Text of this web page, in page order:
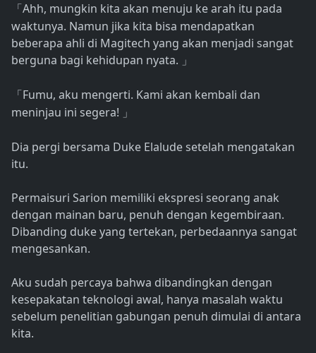
「 Ahh, mungkin kita akan menuju ke arah itu pada
waktunya. Namun jika kita bisa mendapatkan
beberapa ahli di Magitech yang akan menjadi sangat
berguna bagi kehidupan nyata.
」
「 Fumu, aku mengerti. Kami akan kembali dan
meninjau ini segera!
」
Dia pergi bersama Duke Elalude setelah mengatakan
itu.
Permaisuri Sarion memiliki ekspresi seorang anak
dengan mainan baru, penuh dengan kegembiraan.
Dibanding duke yang tertekan, perbedaannya sangat
mengesankan.
Aku sudah percaya bahwa dibandingkan dengan
kesepakatan teknologi awal, hanya masalah waktu
sebelum penelitian gabungan penuh dimulai di antara
kita.